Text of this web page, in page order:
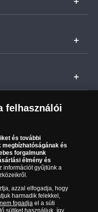
9.00 és 17.00
óra között)
felhasználói
és további
és
forgalmunk
élmény és
információt gyűjtünk a
azzal elfogadja, hogy
harmadik felekkel,
nem fogadjael a süti
sütiket használjuk, így